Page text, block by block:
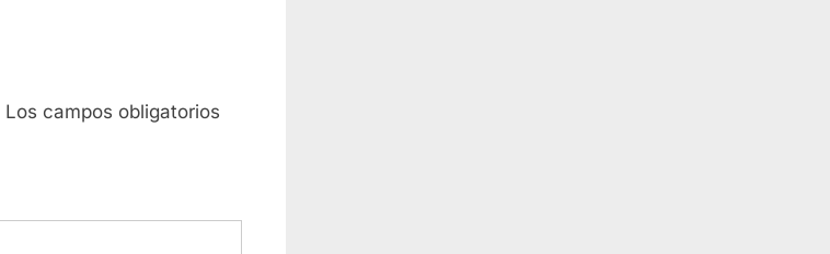
Los campos obligatorios